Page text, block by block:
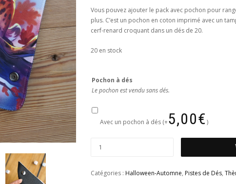
Vous pouvez ajouter le pack avec pochon pour
plus. C’est un pochon en coton imprimé avec un
cerf-renard croquant dans un dés de 20.
20 en stock
Pochon à dés
Le pochon est vendu sans dés.
Avec un pochon à dés (+5,00€ )
Catégories : Halloween-Automne, Pistes de Dés,